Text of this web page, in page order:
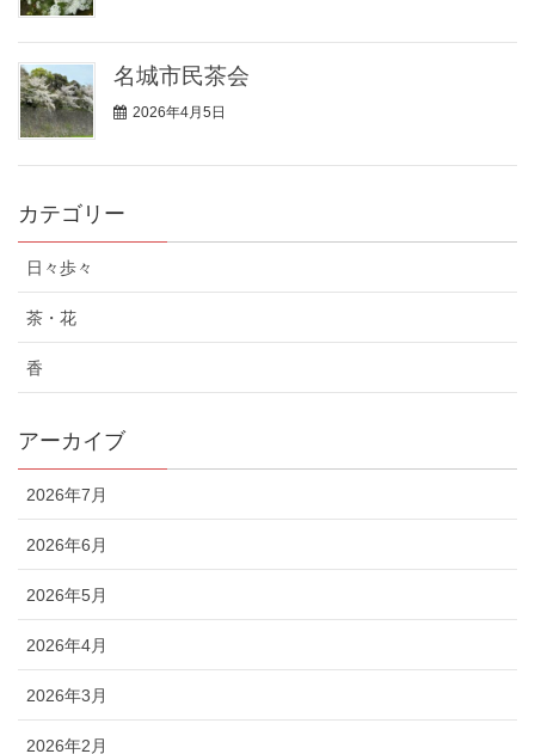
名城市民茶会
2026年4月5日
カテゴリー
日々歩々
茶・花
香
アーカイブ
2026年7月
2026年6月
2026年5月
2026年4月
2026年3月
2026年2月